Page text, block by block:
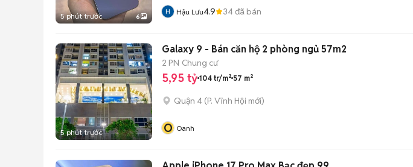
5 phút trước 6 Hậu Lưu4.9 34đã bán
5 phút trước
Galaxy 9 - Bán căn hộ 2 phòng ngủ 57m2
2 PN Chung cư
5,95 tỷ 104 tr/m² 57 m²
Quận 4 (P. Vĩnh Hội mới)
O Oanh